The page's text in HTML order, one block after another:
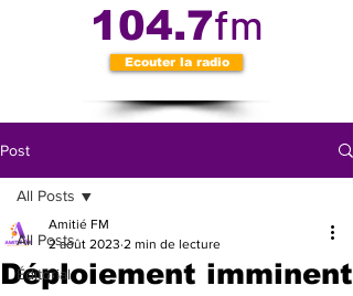
104.7fm
Ecouter la radio
Post
All Posts
Éditorial
All Posts
Déploiement imminent
Amitié FM
2 août 2023 2 min de lecture